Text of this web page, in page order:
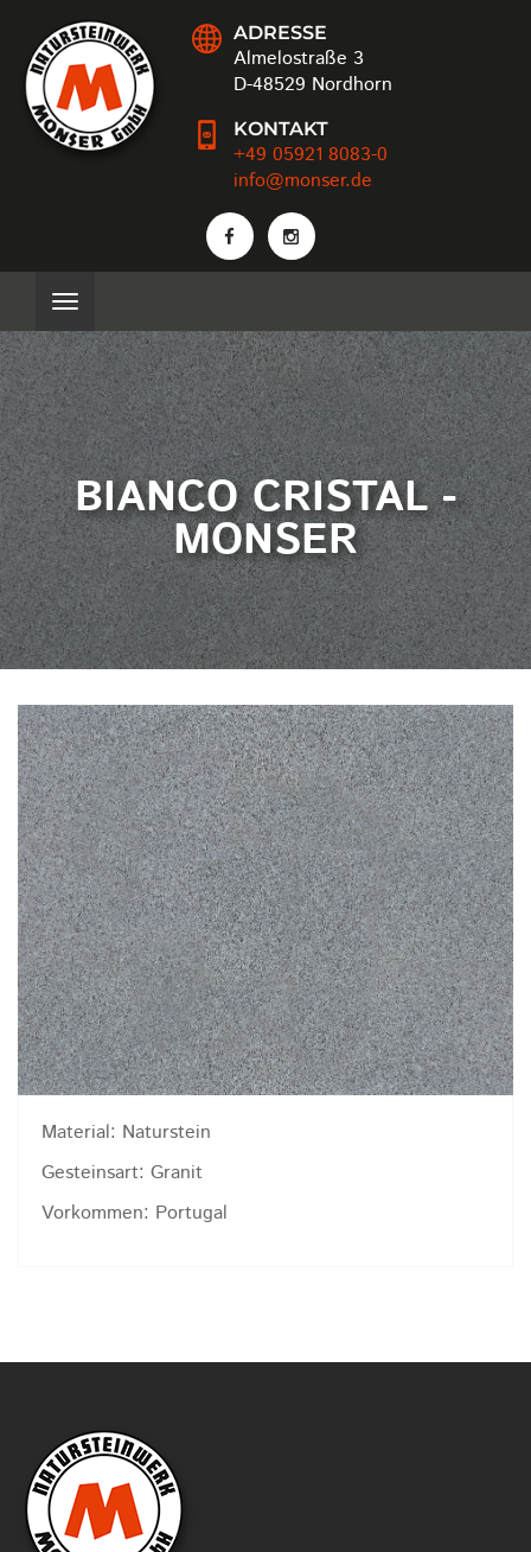
ADRESSE
Almelostraße 3
D-48529 Nordhorn
KONTAKT
+49 05921 8083-0
info@monser.de
BIANCO CRISTAL -
MONSER
Material: Naturstein
Gesteinsart: Granit
Vorkommen: Portugal